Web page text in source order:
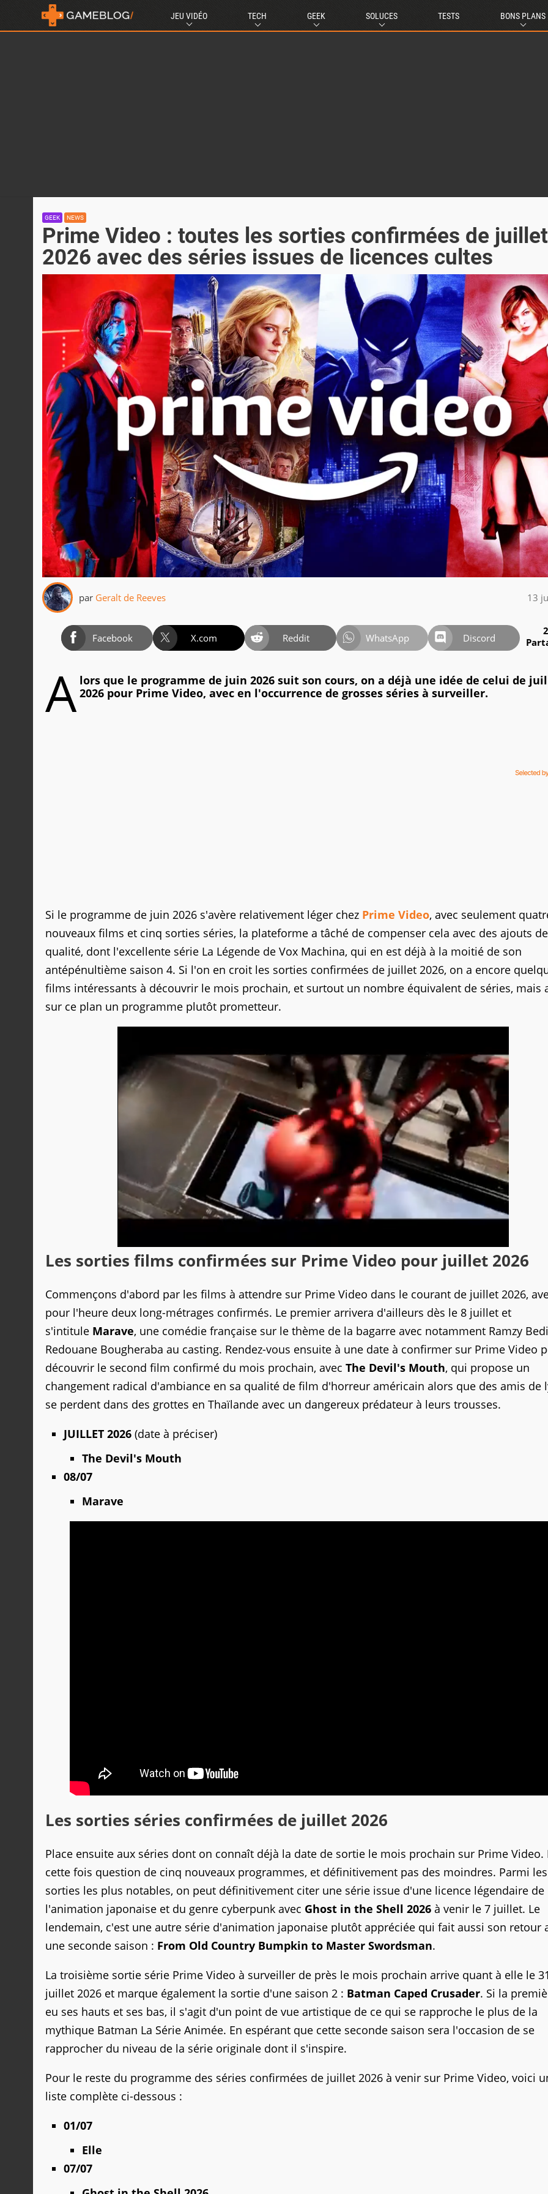
JEU VIDÉO TECH GEEK SOLUCES TESTS BONS PLANS
GEEK NEWS
Prime Video : toutes les sorties confirmées de juillet
2026 avec des séries issues de licences cultes
par Geralt de Reeves 13
Facebook X.com Reddit WhatsApp Discord
2
A lors que le programme de juin 2026 suit son cours, on a déjà une idée de celui de
2026 pour Prime Video, avec en l'occurrence de grosses séries à surveiller.
Si le programme de juin 2026 s'avère relativement léger chez Prime Video, avec seulement
nouveaux films et cinq sorties séries, la plateforme a tâché de compenser cela avec des ajouts de
qualité, dont l'excellente série La Légende de Vox Machina, qui en est déjà à la moitié de son
antépénultième saison 4. Si l'on en croit les sorties confirmées de juillet 2026, on a encore
films intéressants à découvrir le mois prochain, et surtout un nombre équivalent de séries, mais
sur ce plan un programme plutôt prometteur.
Les sorties films confirmées sur Prime Video pour juillet 2026
Commençons d'abord par les films à attendre sur Prime Video dans le courant de juillet 2026,
pour l'heure deux long-métrages confirmés. Le premier arrivera d'ailleurs dès le 8 juillet et
s'intitule Marave, une comédie française sur le thème de la bagarre avec notamment Ramzy
Redouane Bougheraba au casting. Rendez-vous ensuite à une date à confirmer sur Prime Video
découvrir le second film confirmé du mois prochain, avec The Devil's Mouth, qui propose un
changement radical d'ambiance en sa qualité de film d'horreur américain alors que des amis de
se perdent dans des grottes en Thaïlande avec un dangereux prédateur à leurs trousses.
JUILLET 2026 (date à préciser)
The Devil's Mouth
08/07
Marave
Les sorties séries confirmées de juillet 2026
Place ensuite aux séries dont on connaît déjà la date de sortie le mois prochain sur Prime Video.
cette fois question de cinq nouveaux programmes, et définitivement pas des moindres. Parmi les
sorties les plus notables, on peut définitivement citer une série issue d'une licence légendaire de
l'animation japonaise et du genre cyberpunk avec Ghost in the Shell 2026 à venir le 7 juillet. Le
lendemain, c'est une autre série d'animation japonaise plutôt appréciée qui fait aussi son retour
une seconde saison : From Old Country Bumpkin to Master Swordsman.
La troisième sortie série Prime Video à surveiller de près le mois prochain arrive quant à elle le 31
juillet 2026 et marque également la sortie d'une saison 2 : Batman Caped Crusader. Si la
eu ses hauts et ses bas, il s'agit d'un point de vue artistique de ce qui se rapproche le plus de la
mythique Batman La Série Animée. En espérant que cette seconde saison sera l'occasion de se
rapprocher du niveau de la série originale dont il s'inspire.
Pour le reste du programme des séries confirmées de juillet 2026 à venir sur Prime Video, voici
liste complète ci-dessous :
01/07
Elle
07/07